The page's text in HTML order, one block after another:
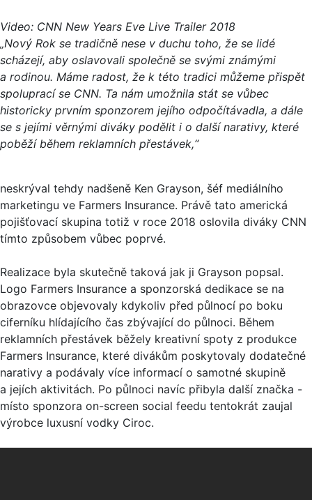
Video: CNN New Years Eve Live Trailer 2018
„Nový Rok se tradičně nese v duchu toho, že se lidé
scházejí, aby oslavovali společně se svými známými
a rodinou. Máme radost, že k této tradici můžeme přispět
spoluprací se CNN. Ta nám umožnila stát se vůbec
historicky prvním sponzorem jejího odpočítávadla, a dále
se s jejími věrnými diváky podělit i o další narativy, které
poběží během reklamních přestávek,“
neskrýval tehdy nadšeně Ken Grayson, šéf mediálního
marketingu ve Farmers Insurance. Právě tato americká
pojišťovací skupina totiž v roce 2018 oslovila diváky CNN
tímto způsobem vůbec poprvé.
Realizace byla skutečně taková jak ji Grayson popsal.
Logo Farmers Insurance a sponzorská dedikace se na
obrazovce objevovaly kdykoliv před půlnocí po boku
ciferníku hlídajícího čas zbývající do půlnoci. Během
reklamních přestávek běžely kreativní spoty z produkce
Farmers Insurance, které divákům poskytovaly dodatečné
narativy a podávaly více informací o samotné skupině
a jejích aktivitách. Po půlnoci navíc přibyla další značka -
místo sponzora on-screen social feedu tentokrát zaujal
výrobce luxusní vodky Ciroc.